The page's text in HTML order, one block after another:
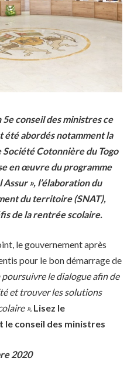
conseil des ministres ce
été abordés notamment la
Cotonnière du Togo
en œuvre du programme
», l’élaboration du
du territoire (SNAT),
de la rentrée scolaire.
le gouvernement après
pour le bon démarrage de
poursuivre le dialogue afin de
et trouver les solutions
». Lisez le
le conseil des ministres
2020